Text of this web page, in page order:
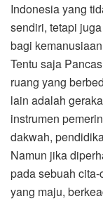
Indonesia yang
sendiri, tetapi
bagi
Tentu saja
ruang yang
lain adalah
instrumen
dakwah,
Namun jika
pada sebuah
yang maju,